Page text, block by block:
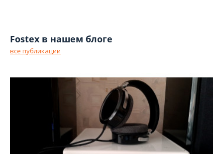
Fostex в нашем блоге
все публикации